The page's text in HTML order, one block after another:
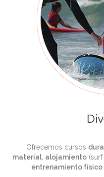
Ofrecemos cursos
material alojamiento (surf
entrenamiento físico